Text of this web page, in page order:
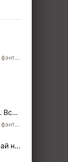
Попаданцы / Приключенческое фэнтези / Боевое фэнтези
Незаконный наследник 1-2. Вспомнить, кем был. Стать собой. Остаться собой
Попаданцы / Приключенческое фэнтези / Боевое фэнтези / Юмористическое фэнтези
А. Смолин, ведьмак: 10. Край неба